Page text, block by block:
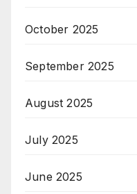
October 2025
September 2025
August 2025
July 2025
June 2025